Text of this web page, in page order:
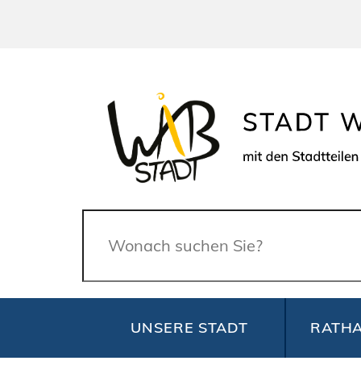
Suche
UNSERE STADT